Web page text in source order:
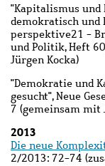
"Kapitalismus
demokratisch
perspektive21 -
und Politik, Heft
Jürgen Kocka)
"Demokratie und
gesucht", Neue
7 (gemeinsam mit
2013
Die neue
2/2013: 72-74